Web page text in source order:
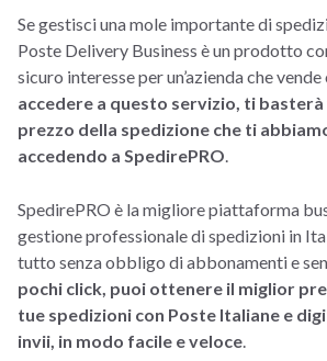
Se gestisci una mole importante di
Poste Delivery Business è un prodotto
sicuro interesse per un’azienda che vende
accedere a questo servizio, ti
prezzo della spedizione che ti
accedendo a SpedirePRO.
SpedirePRO è la migliore piattaforma
gestione professionale di spedizioni in
tutto senza obbligo di abbonamenti e
pochi click, puoi ottenere il miglior
tue spedizioni con Poste Italiane e
invii, in modo facile e veloce.